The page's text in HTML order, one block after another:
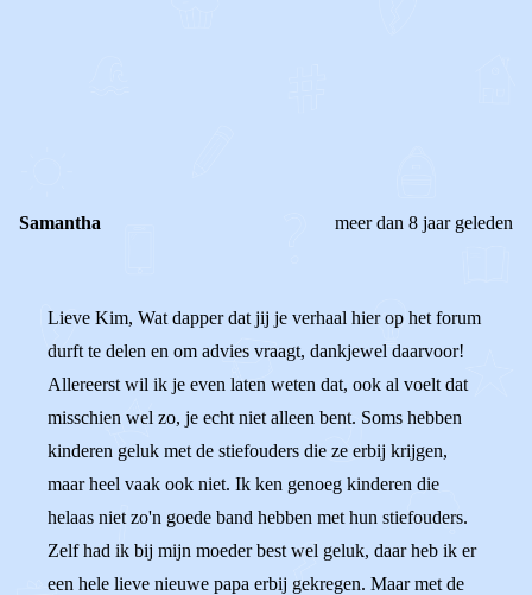
Samantha meer dan 8 jaar geleden
Lieve Kim, Wat dapper dat jij je verhaal hier op het forum
durft te delen en om advies vraagt, dankjewel daarvoor!
Allereerst wil ik je even laten weten dat, ook al voelt dat
misschien wel zo, je echt niet alleen bent. Soms hebben
kinderen geluk met de stiefouders die ze erbij krijgen,
maar heel vaak ook niet. Ik ken genoeg kinderen die
helaas niet zo'n goede band hebben met hun stiefouders.
Zelf had ik bij mijn moeder best wel geluk, daar heb ik er
een hele lieve nieuwe papa erbij gekregen. Maar met de